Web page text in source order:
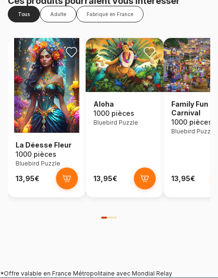
Tous Adulte Fabriqué en France
La Déesse Fleur
1000 pièces
Bluebird Puzzle
13,95€
Aloha
1000 pièces
Bluebird Puzzle
13,95€
Family Fun
Carnival
1000 pièces
Bluebird Puzzle
13,95€
*Offre valable en France Métropolitaine avec Mondial Relay